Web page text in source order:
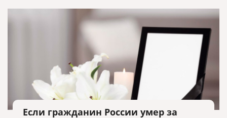
Если гражданин России умер за